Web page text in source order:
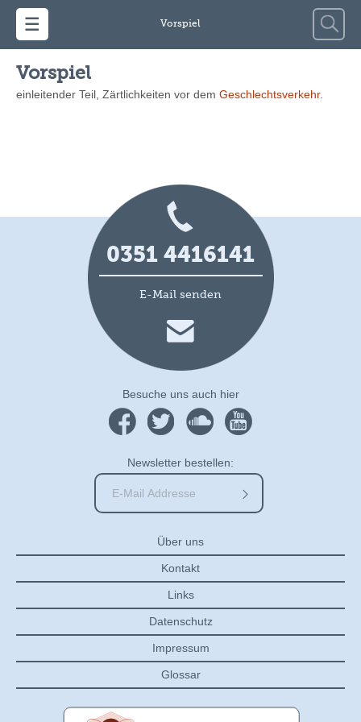
Vorspiel
Suche
nach:
Vorspiel
einleitender Teil, Zärtlichkeiten vor dem Geschlechtsverkehr.
0351 4416141
E-Mail senden
Besuche uns auch hier
Newsletter bestellen:
Über uns
Kontakt
Links
Datenschutz
Impressum
Glossar